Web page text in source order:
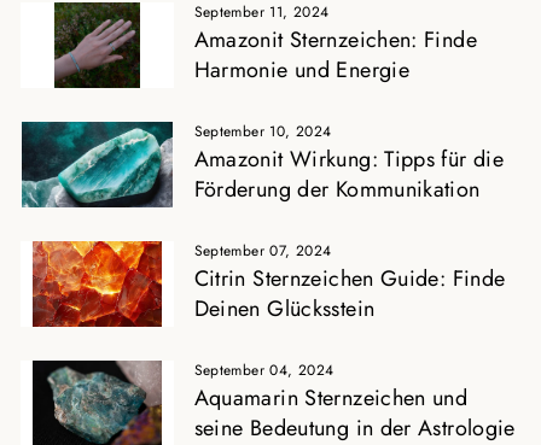
September 11, 2024
Amazonit Sternzeichen: Finde
Harmonie und Energie
September 10, 2024
Amazonit Wirkung: Tipps für die
Förderung der Kommunikation
September 07, 2024
Citrin Sternzeichen Guide: Finde
Deinen Glücksstein
September 04, 2024
Aquamarin Sternzeichen und
seine Bedeutung in der Astrologie